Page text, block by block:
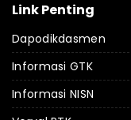
Link Penting
Dapodikdasmen
Informasi GTK
Informasi NISN